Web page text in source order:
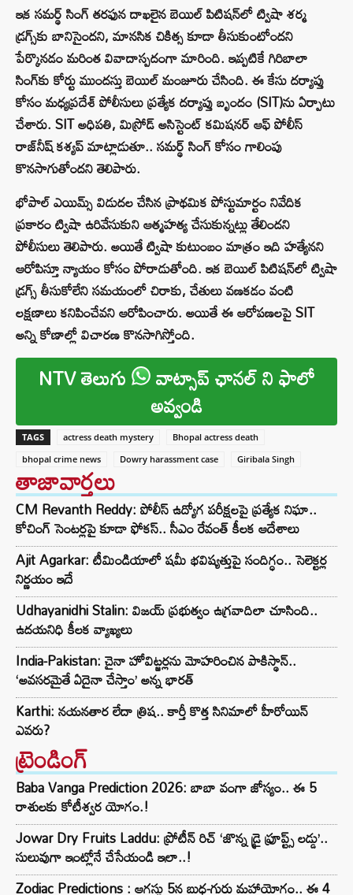
ఇక సమర్థ్ సింగ్ తరఫున దాఖలైన బెయిల్ పిటిషన్‌లో ట్విషా శర్మ
డ్రగ్స్‌కు బానిసైందని, మానసిక చికిత్స కూడా తీసుకుంటోందని
పేర్కొనడం మరింత వివాదాస్పదంగా మారింది. ఇప్పటికే గిరిబాలా
సింగ్‌కు కోర్టు ముందస్తు బెయిల్ మంజూరు చేసింది. ఈ కేసు దర్యాప్తు
కోసం మధ్యప్రదేశ్ పోలీసులు ప్రత్యేక దర్యాప్తు బృందం (SIT)ను ఏర్పాటు
చేశారు. SIT అధిపతి, మిస్రోడ్ అసిస్టెంట్ కమిషనర్ ఆఫ్ పోలీస్
రాజ్‌నీష్ కశ్యప్ మాట్లాడుతూ.. సమర్థ్ సింగ్ కోసం గాలింపు
కొనసాగుతోందని తెలిపారు.
భోపాల్ ఎయిమ్స్ విడుదల చేసిన ప్రాథమిక పోస్టుమార్టం నివేదిక
ప్రకారం ట్విషా ఉరివేసుకుని ఆత్మహత్య చేసుకున్నట్లు తేలిందని
పోలీసులు తెలిపారు. అయితే ట్విషా కుటుంబం మాత్రం ఇది హత్యేనని
ఆరోపిస్తూ న్యాయం కోసం పోరాడుతోంది. ఇక బెయిల్ పిటిషన్‌లో ట్విషా
డ్రగ్స్ తీసుకోలేని సమయంలో చిరాకు, చేతులు వణకడం వంటి
లక్షణాలు కనిపించేవని ఆరోపించారు. అయితే ఈ ఆరోపణలపై SIT
అన్ని కోణాల్లో విచారణ కొనసాగిస్తోంది.
NTV తెలుగు వాట్సాప్ ఛానల్ ని ఫాలో
అవ్వండి
TAGS actress death mystery
Bhopal actress death
bhopal crime news
Dowry harassment case Giribala Singh
తాజావార్తలు
CM Revanth Reddy: పోలీస్ ఉద్యోగ పరీక్షలపై ప్రత్యేక నిఘా..
కోచింగ్ సెంటర్లపై కూడా ఫోకస్.. సీఎం రేవంత్ కీలక ఆదేశాలు
Ajit Agarkar: టీమిండియాలో షమీ భవిష్యత్తుపై సందిగ్ధం.. సెలెక్టర్ల
నిర్ణయం ఇదే
Udhayanidhi Stalin: విజయ్ ప్రభుత్వం ఉగ్రవాదిలా చూసింది..
ఉదయనిధి కీలక వ్యాఖ్యలు
India-Pakistan: చైనా హోవిట్జర్లను మోహరించిన పాకిస్థాన్..
‘అవసరమైతే ఏదైనా చేస్తాం’ అన్న భారత్
Karthi: నయనతార లేదా త్రిష.. కార్తీ కొత్త సినిమాలో హీరోయిన్
ఎవరు?
ట్రెండింగ్‌
Baba Vanga Prediction 2026: బాబా వంగా జోస్యం.. ఈ 5
రాశులకు కోటీశ్వర యోగం.!
Jowar Dry Fruits Laddu: ప్రోటీన్ రిచ్ ‘జొన్న డ్రై ఫ్రూప్ట్స్ లడ్డు’..
సులువుగా ఇంట్లోనే చేసేయండి ఇలా..!
Zodiac Predictions : ఆగస్టు 5న బుధ-గురు మహాయోగం.. ఈ 4